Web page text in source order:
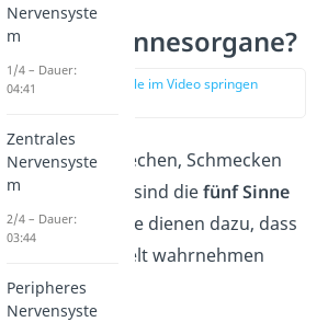
Was sind Sinnesorgane?
zur Stelle im Video springen
Sehen, Hören, Riechen, Schmecken
und Tasten – das sind diefünfSinne
des Menschen. Sie dienen dazu, dass
wir unsere Umwelt wahrnehmen
können.
Nervensyste
m
1/4 – Dauer:
04:41
Zentrales
Nervensyste
m
2/4 – Dauer:
03:44
Peripheres
Nervensyste